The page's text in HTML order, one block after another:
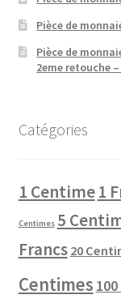
Pièce de
Pièce de
2eme retouche
Catégories
1 Centime1
Centimes 5
Francs 20
Centimes